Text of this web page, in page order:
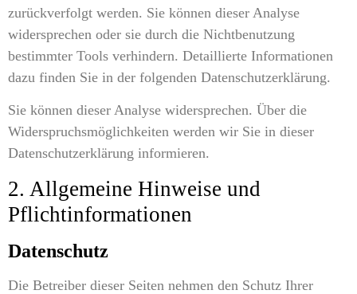
zurückverfolgt werden. Sie können dieser Analyse
widersprechen oder sie durch die Nichtbenutzung
bestimmter Tools verhindern. Detaillierte Informationen
dazu finden Sie in der folgenden Datenschutzerklärung.
Sie können dieser Analyse widersprechen. Über die
Widerspruchsmöglichkeiten werden wir Sie in dieser
Datenschutzerklärung informieren.
2. Allgemeine Hinweise und
Pflichtinformationen
Datenschutz
Die Betreiber dieser Seiten nehmen den Schutz Ihrer